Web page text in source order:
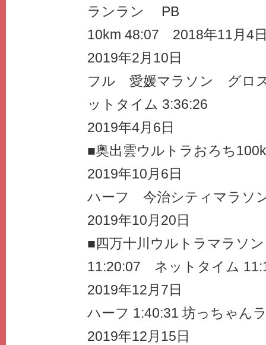
ランラン PB
10km 48:07 2018年11月4
2019年2月10日
フル 愛媛マラソン グロ
ットタイム 3:36:26
2019年4月6日
■奥出雲ウルトラおろち
2019年10月6日
ハーフ 今治シティマラソ
2019年10月20日
■四万十川ウルトラマラソ
11:20:07 ネットタイム
2019年12月7日
ハーフ 1:40:31 坊っちゃん
2019年12月15日